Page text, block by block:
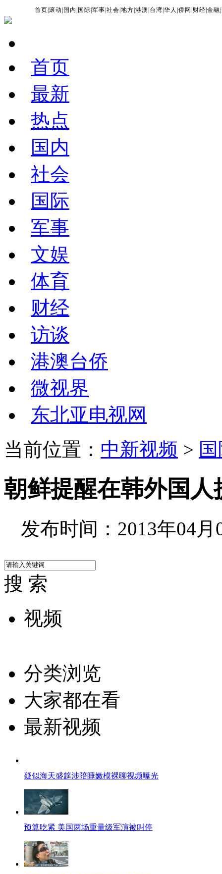
首页 |滚动 国内 国际 |军事 |社会 |地方 |港澳 台湾 |华人 |侨网 财经 |金融 |
首页
最新
热点
国内
社会
国际
军事
文娱
体育
财经
访谈
港澳台侨
微视界
东北亚电视网
当前位置： 中新视频 >
朝鲜提醒在韩外国人
发布时间：2013年04月
搜 索
视频
分类浏览
大家都在看
最新视频
疑似海天盛筵涉陪睡嫩模裸聊视频曝光
预算吃紧 美国两场重量级军演被叫停